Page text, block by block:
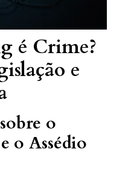
é Crime?
e
o
o Assédio